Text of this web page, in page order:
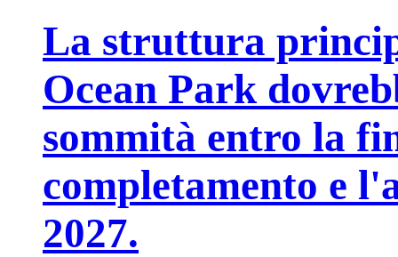
La struttura
Ocean Park
sommità entro la
completamento e
2027.